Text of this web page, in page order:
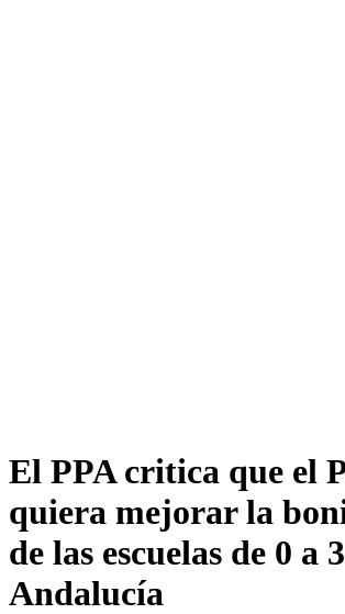
El PPA critica que el
quiera mejorar la
de las escuelas de 0 a
Andalucía